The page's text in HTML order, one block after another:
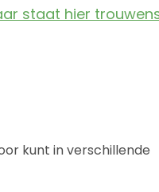
staat hier
kunt in verschillende